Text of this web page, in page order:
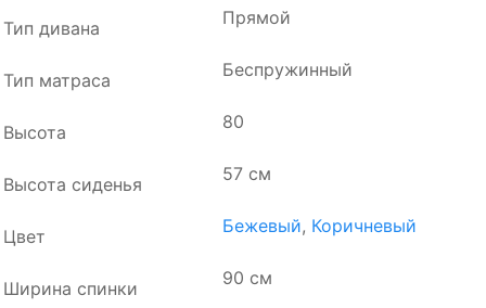
Тип дивана Прямой
Тип матраса Беспружинный
Высота 80
Высота сиденья 57 см
Цвет Бежевый, Коричневый
Ширина спинки 90 см